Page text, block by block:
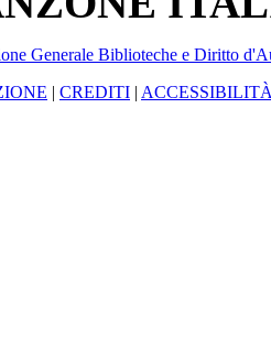
Generale Biblioteche e Diritto
| CREDITI |